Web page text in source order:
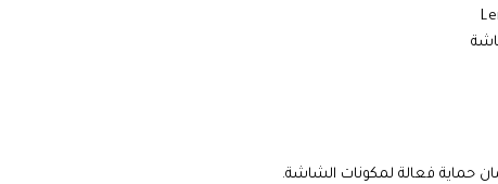
حماية فعالة لمكونات الشاشة.